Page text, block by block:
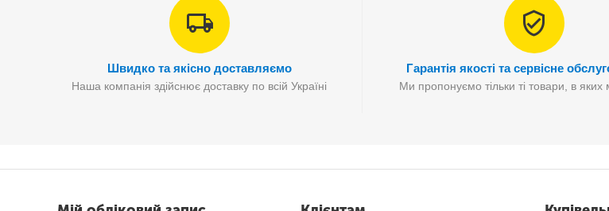
Швидко та якісно доставляємо
Наша компанія здійснює доставку по всій Україні
Гарантія якості та сервісне
Ми пропонуємо тільки ті товари, в яких